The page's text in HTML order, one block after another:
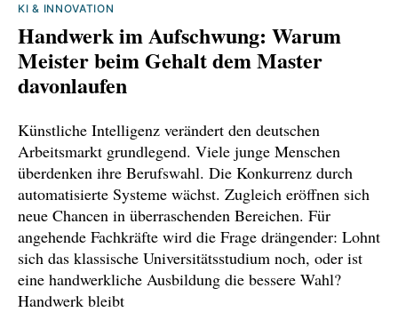
KI & INNOVATION
Handwerk im Aufschwung: Warum
Meister beim Gehalt dem Master
davonlaufen
Künstliche Intelligenz verändert den deutschen
Arbeitsmarkt grundlegend. Viele junge Menschen
überdenken ihre Berufswahl. Die Konkurrenz durch
automatisierte Systeme wächst. Zugleich eröffnen sich
neue Chancen in überraschenden Bereichen. Für
angehende Fachkräfte wird die Frage drängender: Lohnt
sich das klassische Universitätsstudium noch, oder ist
eine handwerkliche Ausbildung die bessere Wahl?
Handwerk bleibt